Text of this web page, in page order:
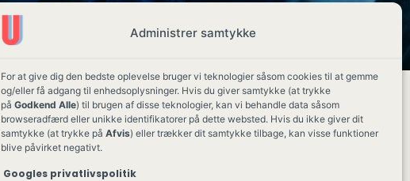
Administrer samtykke
For at give dig den bedste oplevelse bruger vi teknologier såsom cookies til at gemme
og/eller få adgang til enhedsoplysninger. Hvis du giver samtykke (at trykke
på Godkend Alle) til brugen af disse teknologier, kan vi behandle data såsom
browseradfærd eller unikke identifikatorer på dette websted. Hvis du ikke giver dit
samtykke (at trykke på Afvis) eller trækker dit samtykke tilbage, kan visse funktioner
blive påvirket negativt.
Googles privatlivspolitik